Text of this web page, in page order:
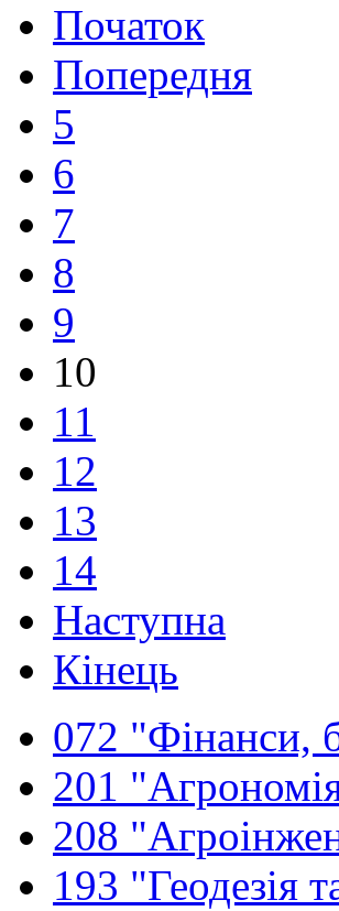
Початок
Попередня
5
6
7
8
9
10
11
12
13
14
Наступна
Кінець
072 "Фінанси,
201
208
193 "Геодезія